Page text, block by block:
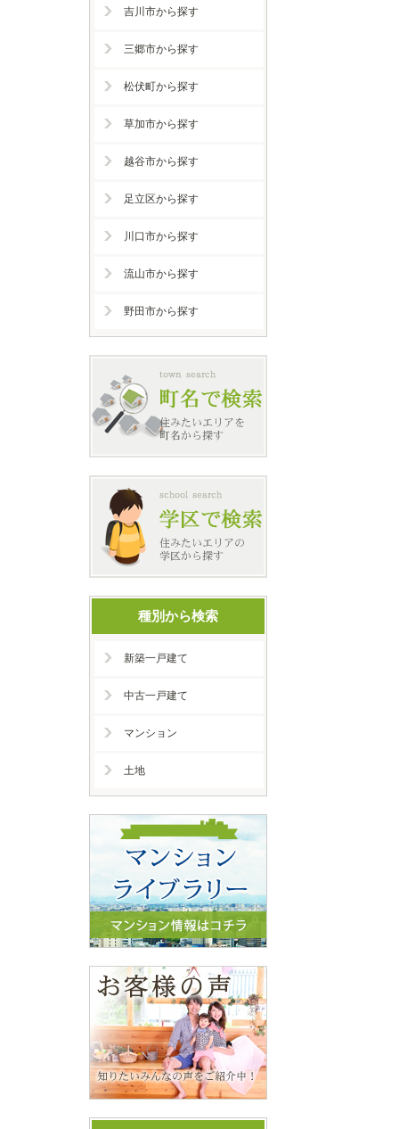
吉川市から探す
三郷市から探す
松伏町から探す
草加市から探す
越谷市から探す
足立区から探す
川口市から探す
流山市から探す
野田市から探す
種別から検索
新築一戸建て
中古一戸建て
マンション
土地